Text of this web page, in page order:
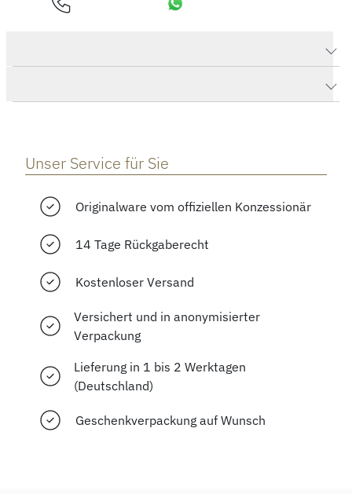
Unser Service für Sie
Originalware vom offiziellen Konzessionär
14 Tage Rückgaberecht
Kostenloser Versand
Versichert und in anonymisierter
Verpackung
Lieferung in 1 bis 2 Werktagen
(Deutschland)
Geschenkverpackung auf Wunsch